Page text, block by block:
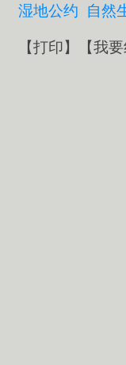
湿地公约
自然
【打印】【我